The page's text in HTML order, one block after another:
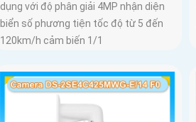
dụng với độ phân giải 4MP nhận diện
biển số phương tiện tốc độ từ 5 đến
120km/h cảm biến 1/1